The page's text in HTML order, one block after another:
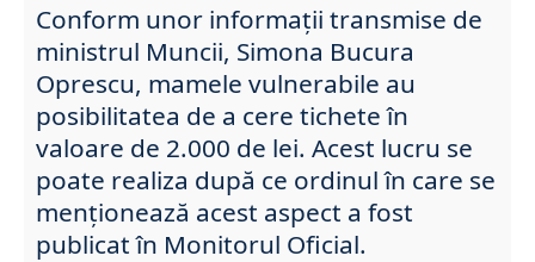
Conform unor informații transmise de
ministrul Muncii, Simona Bucura
Oprescu, mamele vulnerabile au
posibilitatea de a cere tichete în
valoare de 2.000 de lei. Acest lucru se
poate realiza după ce ordinul în care se
menționează acest aspect a fost
publicat în Monitorul Oficial.